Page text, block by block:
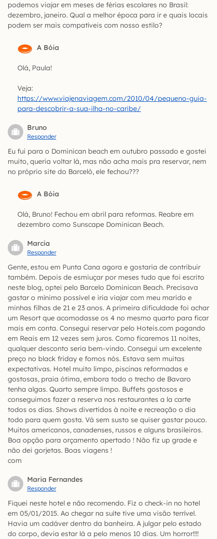
podemos viajar em meses de férias escolares no Brasil:
dezembro, janeiro. Qual a melhor época para ir e quais locais
podem ser mais compatíveis com nosso estilo?
A Bóia
Olá, Paula!
Veja:
https://www.viajenaviagem.com/2010/04/pequeno-guia-
para-descobrir-a-sua-ilha-no-caribe/
Bruno
Responder
Eu fui para o Dominican beach em outubro passado e gostei
muito, queria voltar lá, mas não acha mais pra reservar, nem
no próprio site do Barceló, ele fechou???
A Bóia
Olá, Bruno! Fechou em abril para reformas. Reabre em
dezembro como Sunscape Dominican Beach.
Marcia
Responder
Gente, estou em Punta Cana agora e gostaria de contribuir
também. Depois de esmiuçar por meses tudo que foi escrito
neste blog, optei pelo Barcelo Dominican Beach. Precisava
gastar o mínimo possível e iria viajar com meu marido e
minhas filhas de 21 e 23 anos. A primeira dificuldade foi achar
um Resort que acomodasse os 4 no mesmo quarto para ficar
mais em conta. Consegui reservar pelo Hoteis.com pagando
em Reais em 12 vezes sem juros. Como ficaremos 11 noites,
qualquer desconto seria bem-vindo. Consegui um excelente
preço no black friday e fomos nós. Estava sem muitas
expectativas. Hotel muito limpo, piscinas reformadas e
gostosas, praia ótima, embora todo o trecho de Bavaro
tenha algas. Quarto sempre limpo. Buffets gostosos e
conseguimos fazer a reserva nos restaurantes a la carte
todos os dias. Shows divertidos à noite e recreação o dia
todo para quem gosta. Vá sem susto se quiser gastar pouco.
Muitos americanos, canadenses, russos e alguns brasileiros.
Boa opção para orçamento apertado ! Não fiz up grade e
não dei gorjetas. Boas viagens !
com
Maria Fernandes
Responder
Fiquei neste hotel e não recomendo. Fiz o check-in no hotel
em 05/01/2015. Ao chegar na suíte tive uma visão terrível.
Havia um cadáver dentro da banheira. A julgar pelo estado
do corpo, devia estar lá a pelo menos 10 dias. Um horror!!!!